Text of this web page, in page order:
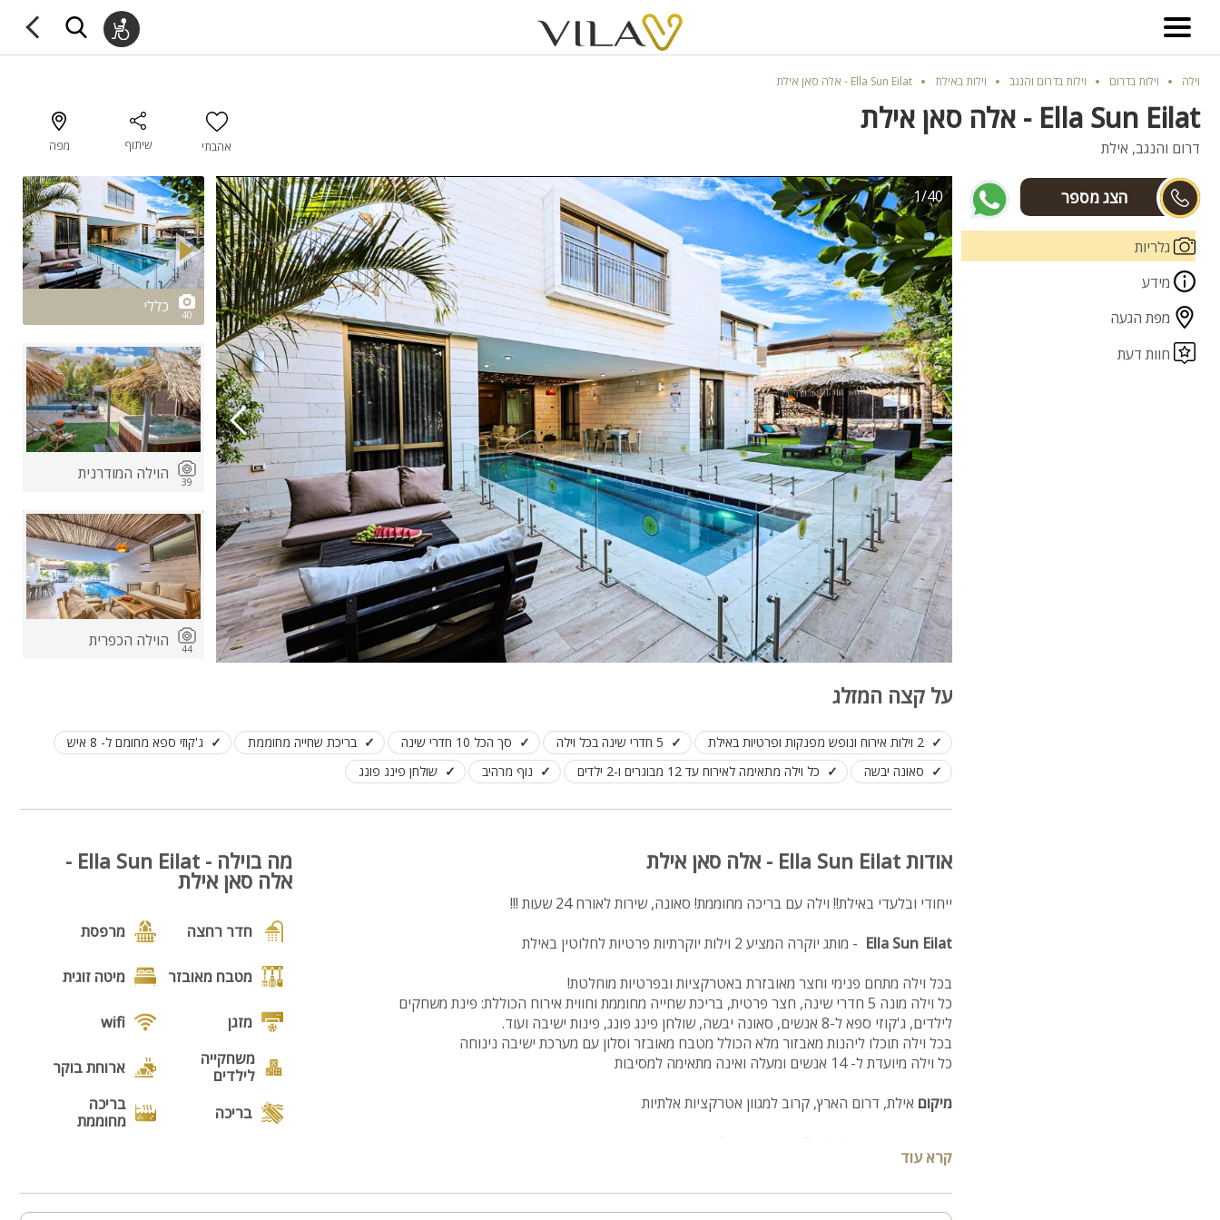
וילה וילות בדרום וילות בדרום והנגב וילות באילת Ella Sun Eilat - אלה סאן אילת
Ella Sun Eilat - אלה סאן אילת
דרום והנגב, אילת אהבתי שיתוף מפה
גלריות
מידע
מפת הגעה
חוות דעת
1/40
2/40
40 כללי
39 הוילה המודרנית
44 הוילה הכפרית
על קצה המזלג
2 וילות אירוח ונופש מפנקות ופרטיות באילת 5 חדרי שינה בכל וילה סך הכל 10 חדרי שינה בריכת שחייה מחוממת
ג'קוזי ספא מחומם ל- 8 איש
סאונה יבשה
כל וילה מתאימה לאירוח עד 12 מבוגרים ו-2 ילדים נוף מרהיב שולחן פינג פונג
אודות Ella Sun Eilat - אלה סאן אילת
ייחודי ובלעדי באילת!! וילה עם בריכה מחוממת! סאונה, שירות לאורח 24 שעות !!!
Ella Sun Eilat - מותג יוקרה המציע 2 וילות יוקרתיות פרטיות לחלוטין באילת
בכל וילה מתחם פנימי וחצר מאובזרת באטרקציות ובפרטיות מוחלטת!
כל וילה מונה 5 חדרי שינה, חצר פרטית, בריכת שחייה מחוממת וחווית אירוח הכוללת: פינת משחקים
לילדים, ג'קוזי ספא ל-8 אנשים, סאונה יבשה, שולחן פינג פונג, פינות ישיבה ועוד.
בכל וילה תוכלו ליהנות מאבזור מלא הכולל מטבח מאובזר וסלון עם מערכת ישיבה נינוחה
כל וילה מיועדת ל- 14 אנשים ומעלה ואינה מתאימה למסיבות
מיקום אילת, דרום הארץ, קרוב למגוון אטרקציות אלתיות
קרא עוד
מה בוילה - Ella Sun Eilat -
אלה סאן אילת
חדר רחצה מרפסת
מטבח מאובזר מיטה זוגית
מזגן
wifi
משחקייה
לילדים
ארוחת בוקר
בריכה
בריכה
מחוממת